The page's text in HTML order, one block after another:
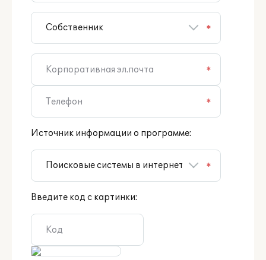
*
*
*
Источник информации о программе:
*
Введите код с картинки: